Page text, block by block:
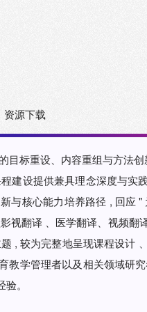
资源下载
, 回应 " 为什么改 、改什么 、
嵌入
教学管理者以及相关领域研
。